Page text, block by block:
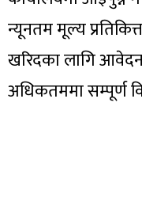
न्यूनतम मूल्य
खरिदका लागि आवेदन
अधिकतममा सम्पूर्ण